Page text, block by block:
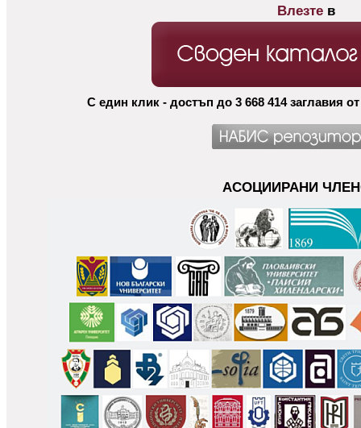
Влезтев
С един клик - достъп до 3 668414заглавия
АСОЦИИРАНИ